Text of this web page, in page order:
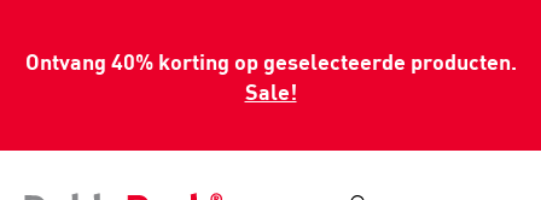
Ontvang 40% korting op geselecteerde producten.
Sale!